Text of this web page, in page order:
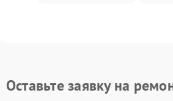
Оставьте заявку на